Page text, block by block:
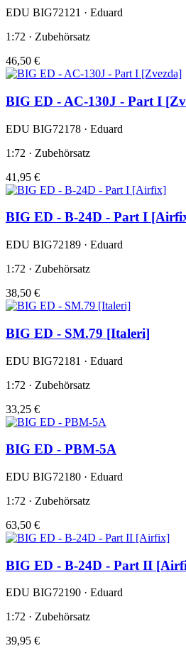
EDU BIG72121 · Eduard
1:72 · Zubehörsatz
46,50 €
BIG ED - AC-130J - Part I
EDU BIG72178 · Eduard
1:72 · Zubehörsatz
41,95 €
BIG ED - B-24D - Part I
EDU BIG72189 · Eduard
1:72 · Zubehörsatz
38,50 €
BIG ED - SM.79 [Italeri]
EDU BIG72181 · Eduard
1:72 · Zubehörsatz
33,25 €
BIG ED - PBM-5A
EDU BIG72180 · Eduard
1:72 · Zubehörsatz
63,50 €
BIG ED - B-24D - Part II
EDU BIG72190 · Eduard
1:72 · Zubehörsatz
39,95 €